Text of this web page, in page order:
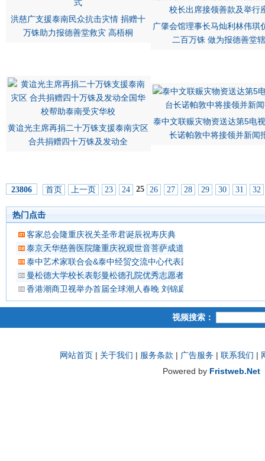
洪慈广支援泰南民众抗击灾情 捐赠十
万铢助力报德善堂救灾 高梧桐
广肇会馆理事长马灿利林伟琪
二百万铢 做为报德善堂
黄迨光主席再捐二十万铢支援泰南灾区
合共捐赠四十万铢及发动全
泰中文联赈灾物资送达第5电
长诺帕敦中将接领并新闻
23806 首页 上一页 23 24 25 26 27 28 29 30 31 32
热门点击
客家总会隆重庆祝关圣帝君诞辰祝寿庆典
泰京天华慈善医院隆重庆祝观世音菩萨成道吉日延僧诵经祈福
泰中艺术家联合会&泰中经贸交流中心代表团 蔡义批会长率领抵
曼松德大学校长表彰曼松德孔院优秀志愿者教师
香港潮商卫视举办首届全球潮人春晚 刘锦庭等侨领出席
视频搜索：
网站首页 | 关于我们 | 服务条款 | 广告服务 | 联系我们 |
Powered by Fristweb.Net